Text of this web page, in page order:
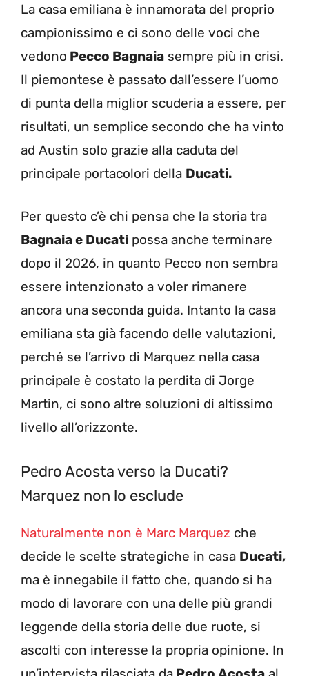
La casa emiliana è innamorata del proprio
campionissimo e ci sono delle voci che
vedono Pecco Bagnaia sempre più in crisi.
Il piemontese è passato dall’essere l’uomo
di punta della miglior scuderia a essere, per
risultati, un semplice secondo che ha vinto
ad Austin solo grazie alla caduta del
principale portacolori della Ducati.
Per questo c’è chi pensa che la storia tra
Bagnaia e Ducati possa anche terminare
dopo il 2026, in quanto Pecco non sembra
essere intenzionato a voler rimanere
ancora una seconda guida. Intanto la casa
emiliana sta già facendo delle valutazioni,
perché se l’arrivo di Marquez nella casa
principale è costato la perdita di Jorge
Martin, ci sono altre soluzioni di altissimo
livello all’orizzonte.
Pedro Acosta verso la Ducati?
Marquez non lo esclude
Naturalmente non è Marc Marquez che
decide le scelte strategiche in casa Ducati,
ma è innegabile il fatto che, quando si ha
modo di lavorare con una delle più grandi
leggende della storia delle due ruote, si
ascolti con interesse la propria opinione. In